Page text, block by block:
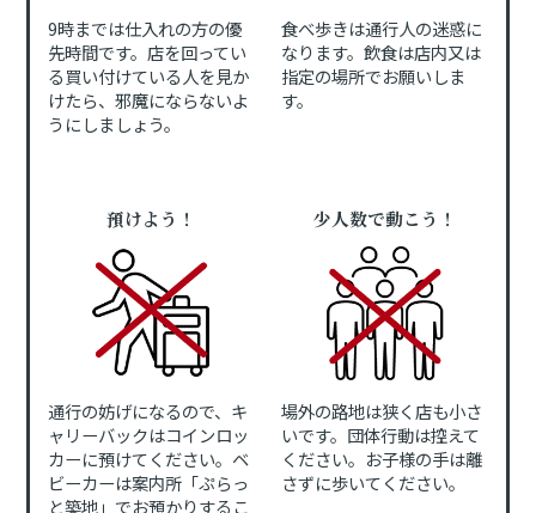
9時までは仕入れの方の優
先時間です。店を回ってい
る買い付けている人を見か
けたら、邪魔にならないよ
うにしましょう。
食べ歩きは通行人の迷惑に
なります。飲食は店内又は
指定の場所でお願いしま
す。
預けよう！
通行の妨げになるので、キ
ャリーバックはコインロッ
カーに預けてください。ベ
ビーカーは案内所「ぷらっ
と築地」でお預かりするこ
少人数で動こう！
場外の路地は狭く店も小さ
いです。団体行動は控えて
ください。お子様の手は離
さずに歩いてください。